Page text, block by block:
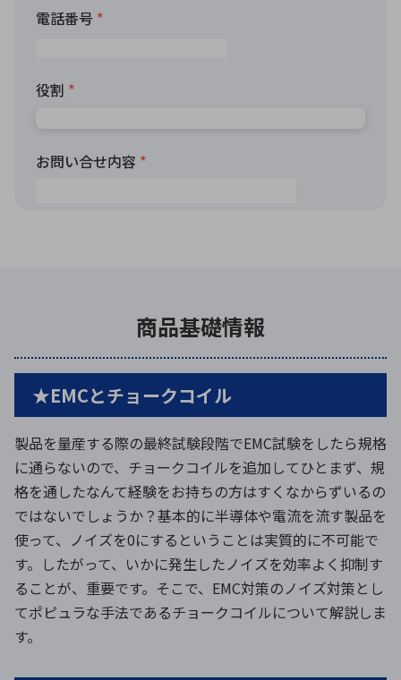
商品基礎情報
★EMCとチョークコイル
製品を量産する際の最終試験段階でEMC試験をしたら規格
に通らないので、チョークコイルを追加してひとまず、規
格を通したなんて経験をお持ちの方はすくなからずいるの
ではないでしょうか？基本的に半導体や電流を流す製品を
使って、ノイズを0にするということは実質的に不可能で
す。したがって、いかに発生したノイズを効率よく抑制す
ることが、重要です。そこで、EMC対策のノイズ対策とし
てポピュラな手法であるチョークコイルについて解説しま
す。